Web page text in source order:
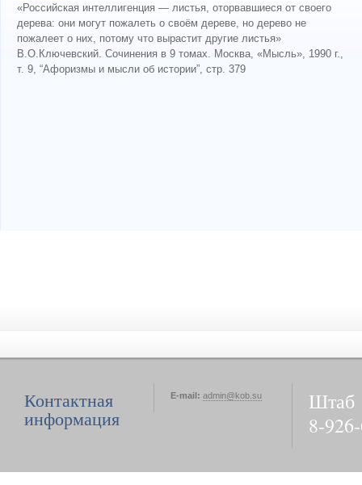
«Российская интеллигенция — листья, оторвавшиеся от своего
дерева: они могут пожалеть о своём дереве, но дерево не
пожалеет о них, потому что вырастит другие листья»
В.О.Ключевский. Сочинения в 9 томах. Москва, «Мысль», 1990 г.,
т. 9, “Афоризмы и мысли об истории”, стр. 379
Контактная
информация
E-mail: admin@kob.su
Штаб
8-